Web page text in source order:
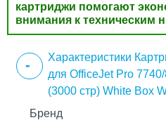
картриджи помогают
внимания к техническим
Характеристики
для OfficeJet Pro
(3000 стр) White Box
Бренд